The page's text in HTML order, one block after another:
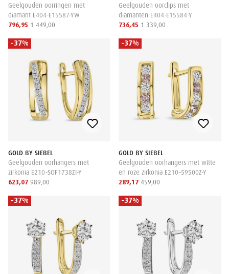
Geelgouden oorringen met
diamant E404-E15587-YW
796,95 1 449,00
Geelgouden oorclips met
diamanten E404-E15584-Y
736,45 1 339,00
-37%
GOLD BY SIEBEL
Geelgouden oorhangers met
zirkonia E210-SOF1738ZI-Y
623,07 989,00
-37%
GOLD BY SIEBEL
Geelgouden oorhangers met witte
en roze zirkonia E210-59500Z-Y
289,17 459,00
-37% -37%